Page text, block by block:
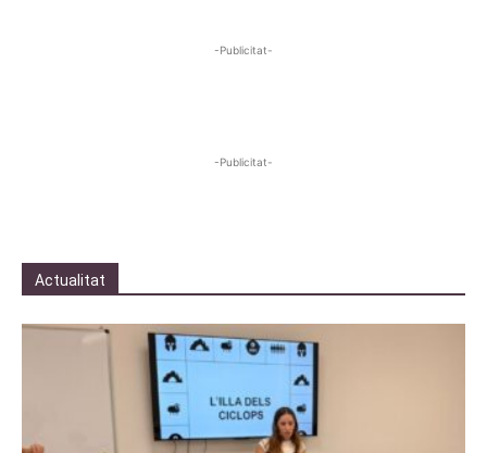
-Publicitat-
-Publicitat-
Actualitat